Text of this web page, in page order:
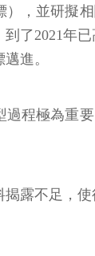
，並研擬
到了2021年
進。
程極為重
露不足，